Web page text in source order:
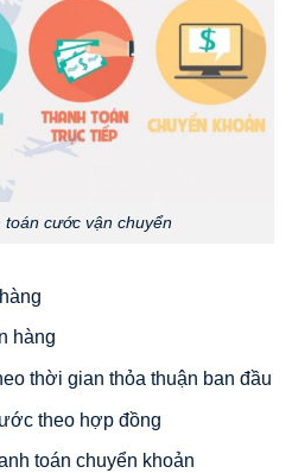
cước vận chuyển
hàng
thời gian thỏa thuận ban đầu
theo hợp đồng
toán chuyển khoản